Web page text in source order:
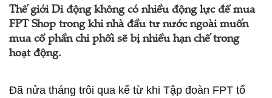
Thế giới Di động không có nhiều động lực để mua
FPT Shop trong khi nhà đầu tư nước ngoài muốn
mua cổ phần chi phối sẽ bị nhiều hạn chế trong
hoạt động.
Đã nửa tháng trôi qua kể từ khi Tập đoàn FPT tổ